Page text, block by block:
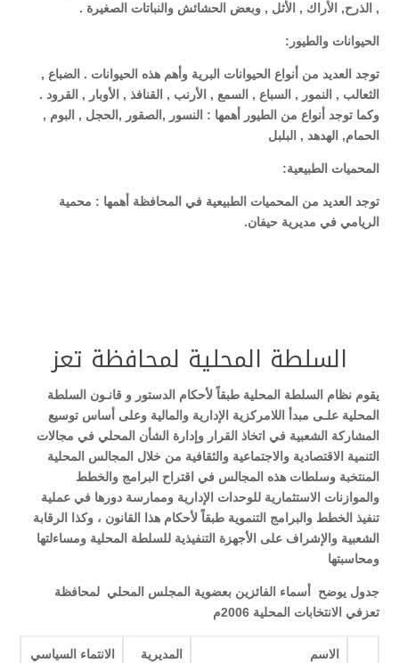
, الذرح, الأراك , الأثل , وبعض الحشائش والنباتات الصغيرة .
الحيوانات والطيور:
توجد العديد من أنواع الحيوانات البرية وأهم هذه الحيوانات . الضباع ,
الثعالب , النمور , السباع , السمع , الأرنب , القنافذ , الأوبار , القرود .
وكما توجد أنواع من الطيور أهمها : النسور ,الصقور ,الحجل , البوم ,
الحمام, الهدهد , البلبل
المحميات الطبيعية:
توجد العديد من المحميات الطبيعية في المحافظة أهمها : محمية
الريامي في مديرية حيفان.
السلطة المحلية لمحافظة تعز
يقوم نظام السلطة المحلية طبقاً لأحكام الدستور و قانـون السلطة
المحلية علـى مبدأ اللامركزية الإدارية والمالية وعلى أساس توسيع
المشاركة الشعبية في اتخاذ القرار وإدارة الشأن المحلي في مجالات
التنمية الاقتصادية والاجتماعية والثقافية من خلال المجالس المحلية
المنتخبة وسلطات هذه المجالس في اقتراح البرامج والخطط
والموازنات الاستثمارية للوحدات الإدارية وممارسة دورها في عملية
تنفيذ الخطط والبرامج التنموية طبقاً لأحكام هذا القانون ، وكذا الرقابة
الشعبية والإشراف على الأجهزة التنفيذية للسلطة المحلية ومساءلتها
ومحاسبتها
جدول يوضح أسماء الفائزين بعضوية المجلس المحلي لمحافظة
تعزفي الانتخابات المحلية 2006م
الاسم المديرية الانتماء السياسي